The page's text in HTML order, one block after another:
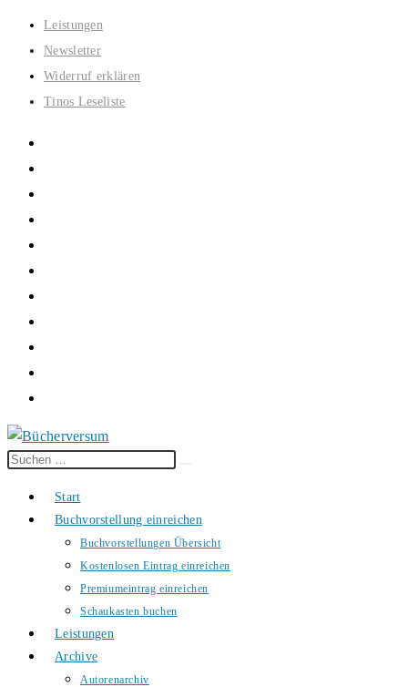
Zum
Inhalt
springen
Leistungen
Newsletter
Widerruf erklären
Tinos Leseliste
Diese
durchsuchen
Start
Buchvorstellung einreichen
Buchvorstellungen Übersicht
Kostenlosen Eintrag einreichen
Premiumeintrag einreichen
Schaukasten buchen
Leistungen
Archive
Autorenarchiv